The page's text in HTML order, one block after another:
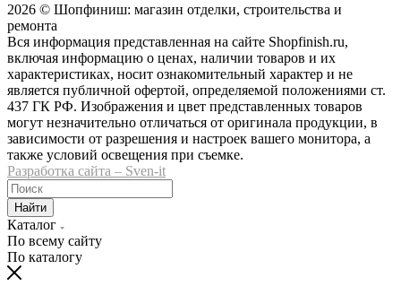
2026 © Шопфиниш: магазин отделки, строительства и
ремонта
Вся информация представленная на сайте Shopfinish.ru,
включая информацию о ценах, наличии товаров и их
характеристиках, носит ознакомительный характер и не
является публичной офертой, определяемой положениями ст.
437 ГК РФ. Изображения и цвет представленных товаров
могут незначительно отличаться от оригинала продукции, в
зависимости от разрешения и настроек вашего монитора, а
также условий освещения при съемке.
Разработка сайта – Sven-it
Найти
Каталог
По всему сайту
По каталогу